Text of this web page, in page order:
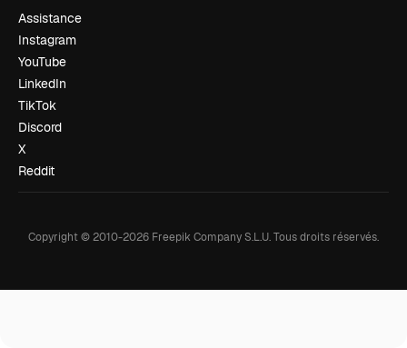
Assistance
Instagram
YouTube
LinkedIn
TikTok
Discord
X
Reddit
Copyright © 2010-2026 Freepik Company S.L.U.Tous droits réservés.